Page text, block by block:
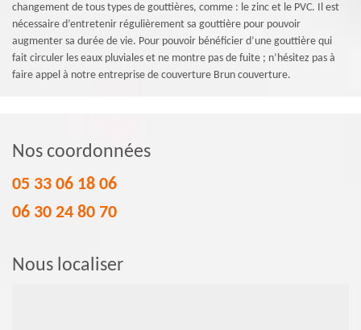
changement de tous types de gouttières, comme : le zinc et le PVC. Il est
nécessaire d’entretenir régulièrement sa gouttière pour pouvoir
augmenter sa durée de vie. Pour pouvoir bénéficier d’une gouttière qui
fait circuler les eaux pluviales et ne montre pas de fuite ; n’hésitez pas à
faire appel à notre entreprise de couverture Brun couverture.
Nos coordonnées
05 33 06 18 06
06 30 24 80 70
Nous localiser